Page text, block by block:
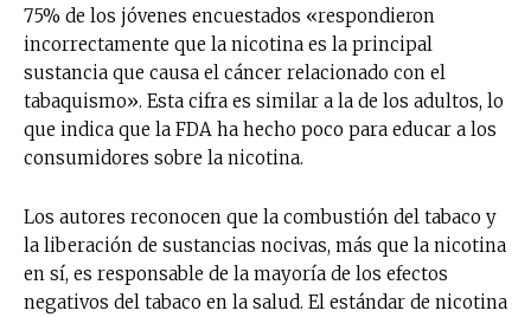
75% de los jóvenes encuestados «respondieron
incorrectamente que la nicotina es la principal
sustancia que causa el cáncer relacionado con el
tabaquismo». Esta cifra es similar a la de los adultos, lo
que indica que la FDA ha hecho poco para educar a los
consumidores sobre la nicotina.
Los autores reconocen que la combustión del tabaco y
la liberación de sustancias nocivas, más que la nicotina
en sí, es responsable de la mayoría de los efectos
negativos del tabaco en la salud. El estándar de nicotina